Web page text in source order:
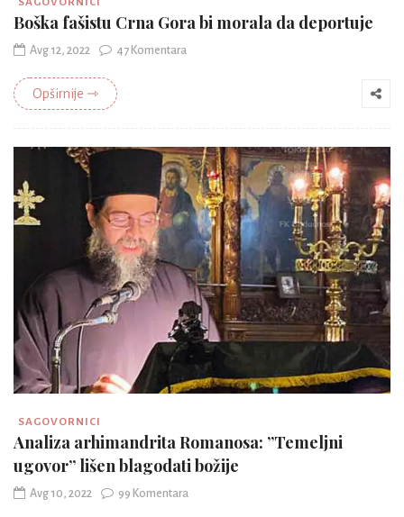
Boška fašistu Crna Gora bi morala da deportuje
Avg 12, 2022 47 Komentara
Opširnije ⇾
SAGOVORNICI
Analiza arhimandrita Romanosa: ”Temeljni
ugovor” lišen blagodati božije
Avg 10, 2022 99 Komentara